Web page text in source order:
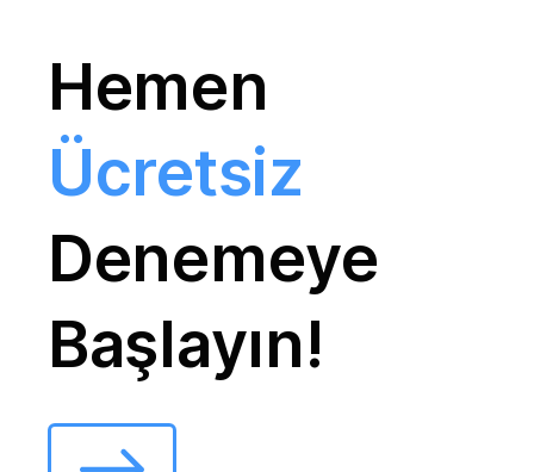
Hemen
Ücretsiz
Denemeye
Başlayın!